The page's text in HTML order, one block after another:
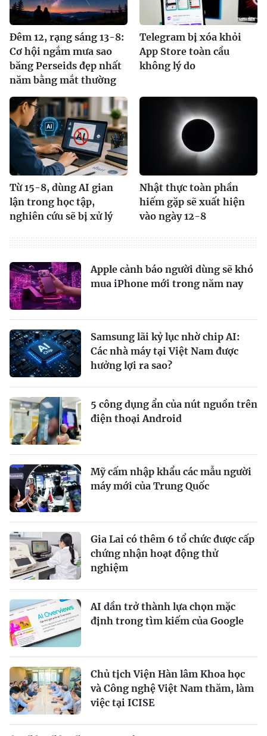
Đêm 12, rạng sáng 13-8:
Cơ hội ngắm mưa sao
băng Perseids đẹp nhất
năm bằng mắt thường
Telegram bị xóa khỏi
App Store toàn cầu
không lý do
Từ 15-8, dùng AI gian
lận trong học tập,
nghiên cứu sẽ bị xử lý
Nhật thực toàn phần
hiếm gặp sẽ xuất hiện
vào ngày 12-8
Apple cảnh báo người dùng sẽ khó
mua iPhone mới trong năm nay
Samsung lãi kỷ lục nhờ chip AI:
Các nhà máy tại Việt Nam được
hưởng lợi ra sao?
5 công dụng ẩn của nút nguồn trên
điện thoại Android
Mỹ cấm nhập khẩu các mẫu người
máy mới của Trung Quốc
Gia Lai có thêm 6 tổ chức được cấp
chứng nhận hoạt động thử
nghiệm
AI dần trở thành lựa chọn mặc
định trong tìm kiếm của Google
Chủ tịch Viện Hàn lâm Khoa học
và Công nghệ Việt Nam thăm, làm
việc tại ICISE